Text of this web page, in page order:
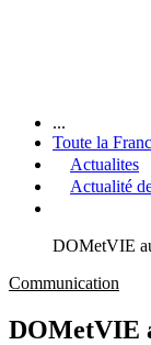
...
Toute la
Actualites
Actualité
DOMetVIE
Communication
DOMetVIE